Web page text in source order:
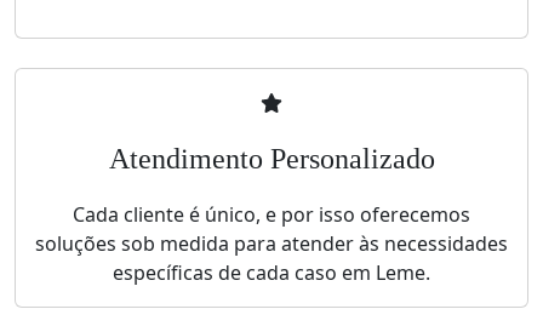
Atendimento Personalizado
Cada cliente é único, e por isso oferecemos
soluções sob medida para atender às necessidades
específicas de cada caso em Leme.